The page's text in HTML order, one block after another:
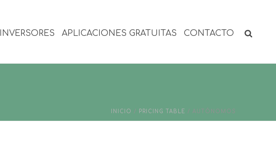
INVERSORES APLICACIONES GRATUITAS CONTACTO
INICIO / PRICING TABLE / AUTÓNOMOS